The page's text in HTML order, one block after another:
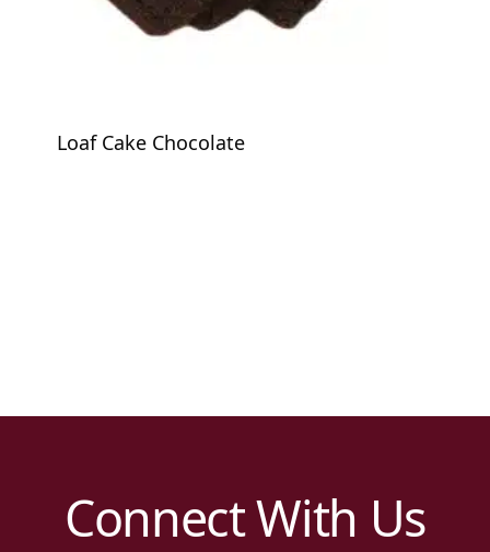
Loaf Cake Chocolate
Connect With Us